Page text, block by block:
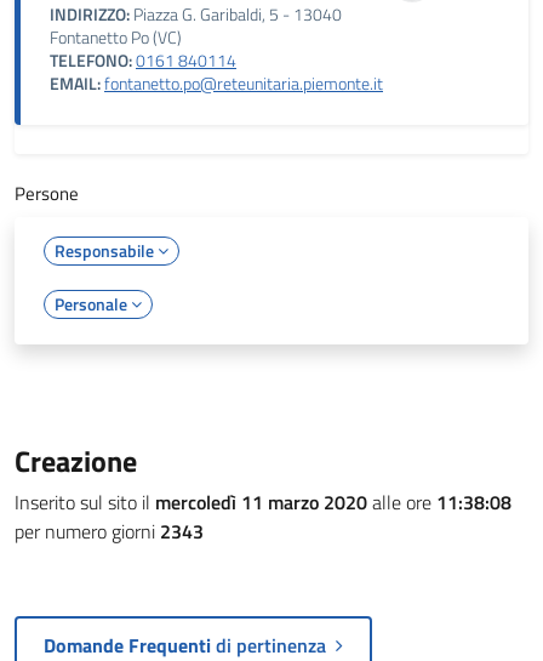
INDIRIZZO:Piazza G. Garibaldi, 5 - 13040
Fontanetto Po (VC)
TELEFONO:0161 840114
EMAIL:fontanetto.po@reteunitaria.piemonte.it
Persone
Responsabile
Personale
Creazione
Inserito sul sito il mercoledì 11 marzo 2020alle ore 11:38:08
per numero giorni 2343
Domande Frequentidi pertinenza